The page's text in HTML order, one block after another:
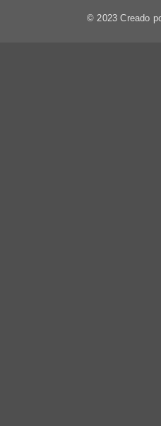
© 2023 Creado